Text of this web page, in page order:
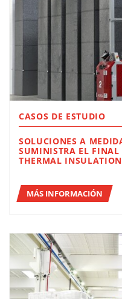
CASOS DE ESTUDIO
SOLUCIONES A
SUMINISTRA EL
THERMAL
MÁS INFORMACIÓN